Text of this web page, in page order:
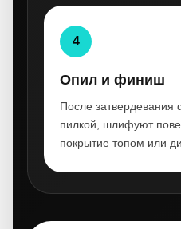
4
Опил и финиш
После затвердевания
пилкой, шлифуют
покрытие топом или